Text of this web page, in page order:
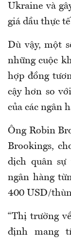
Ukraine và
giá dầu thực
Dù vậy, một
những cuộc
hợp đồng
cậy hơn so
của các ngân
Ông Robin
Brookings,
dịch quân sự
ngân hàng
400 USD/
“Thị trường
định mang